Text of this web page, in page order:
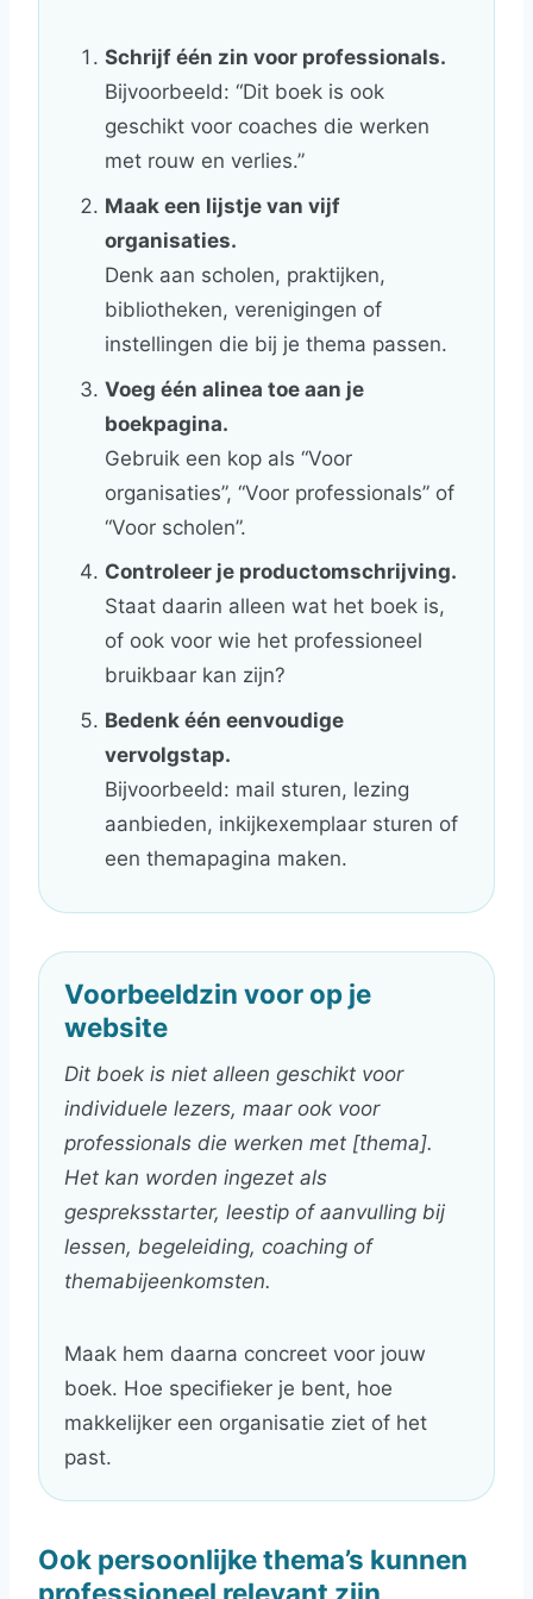
Schrijf één zin voor professionals.
Bijvoorbeeld: “Dit boek is ook
geschikt voor coaches die werken
met rouw en verlies.”
Maak een lijstje van vijf
organisaties.
Denk aan scholen, praktijken,
bibliotheken, verenigingen of
instellingen die bij je thema passen.
Voeg één alinea toe aan je
boekpagina.
Gebruik een kop als “Voor
organisaties”, “Voor professionals” of
“Voor scholen”.
Controleer je productomschrijving.
Staat daarin alleen wat het boek is,
of ook voor wie het professioneel
bruikbaar kan zijn?
Bedenk één eenvoudige
vervolgstap.
Bijvoorbeeld: mail sturen, lezing
aanbieden, inkijkexemplaar sturen of
een themapagina maken.
Voorbeeldzin voor op je
website
Dit boek is niet alleen geschikt voor
individuele lezers, maar ook voor
professionals die werken met [thema].
Het kan worden ingezet als
gespreksstarter, leestip of aanvulling bij
lessen, begeleiding, coaching of
themabijeenkomsten.
Maak hem daarna concreet voor jouw
boek. Hoe specifieker je bent, hoe
makkelijker een organisatie ziet of het
past.
Ook persoonlijke thema’s kunnen
professioneel relevant zijn